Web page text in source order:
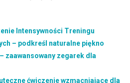
Intensywności Treningu
– podkreśl naturalne piękno
zaawansowany zegarek dla
ćwiczenie wzmacniające dla